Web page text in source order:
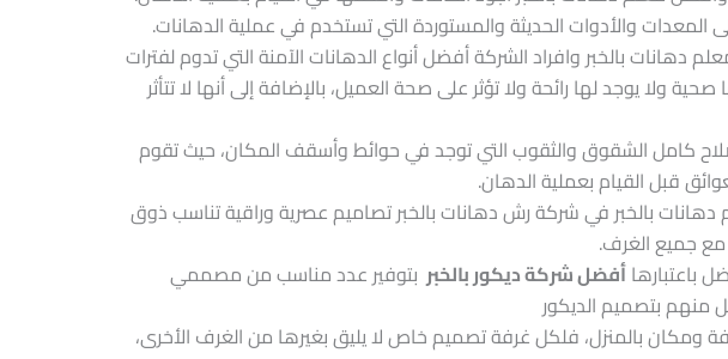
المعدات والأدوات الحديثة والمستوردة التي تستخدم في عملية الدهانات.
دهانات بالخبر وافراد الشركة أفضل أنواع الدهانات الآمنة التي تدوم لفترات
صحية ولا يوجد لها رائحة ولا تؤثر على صحة العميل، بالإضافة إلى أنها لا تتأثر
كامل الشقوق والثقوب التي توجد في حوائط وأسقف المكان، حيث تقوم
قبل القيام بعملية الدهان.
بالخبر في شركة رش دهانات بالخبر تصاميم عصرية وراقية تناسب ذوق
جميع الغرف.
باعتبارهاأفضل شركة ديكور بالخبر بتوفير عدد مناسب من مصممي
منهم بتصميم الديكور
ومكان بالمنزل، فلكل غرفة تصميم خاص لا يليق بغيرها من الغرف الأخرى،